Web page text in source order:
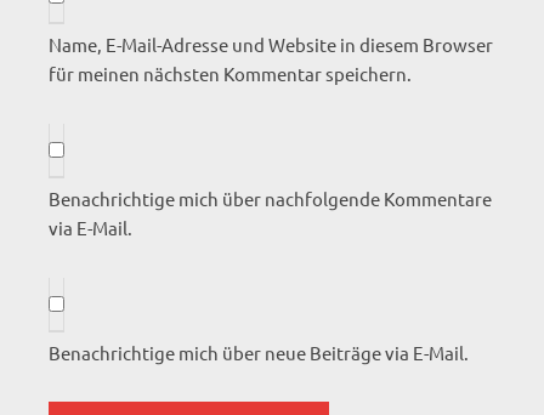
Name, E-Mail-Adresse und Website in diesem Browser
für meinen nächsten Kommentar speichern.
Benachrichtige mich über nachfolgende Kommentare
via E-Mail.
Benachrichtige mich über neue Beiträge via E-Mail.